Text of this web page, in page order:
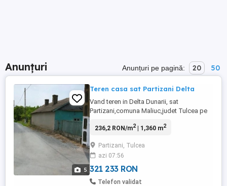
Anunțuri Anunțuri pe pagină: 20 50
5
Teren casa sat Partizani Delta
Vand teren in Delta Dunarii, sat
Partizani,comuna Maliuc,judet Tulcea pe
biserica), pe malul drept al bratului Sulina
stradala la Dunare 16,36 ml ( unde se
poate pune un ponton acostare
ambarcatiuni agrement ),cea mai inalta ...
236,2 RON/m2| 1,360 m2
Partizani, Tulcea
azi 07:56
321 233 RON
Telefon validat